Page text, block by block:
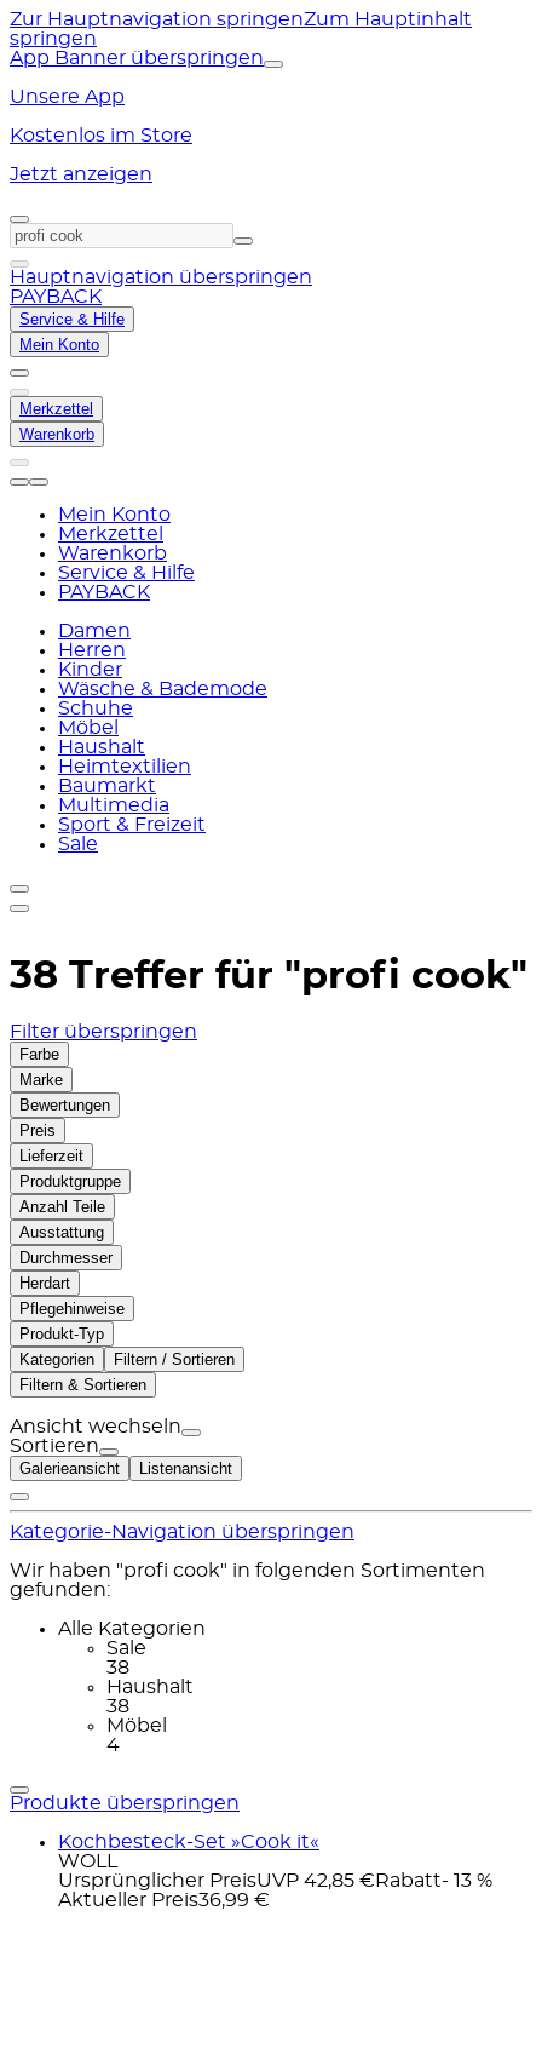
Zur Hauptnavigation springenZum Hauptinhalt
springen
App Banner überspringen
Unsere App
Kostenlos im Store
Jetzt anzeigen
Hauptnavigation überspringen
PAYBACK
Service & Hilfe
Mein Konto
Merkzettel
Warenkorb
Mein Konto
Merkzettel
Warenkorb
Service & Hilfe
PAYBACK
Damen
Herren
Kinder
Wäsche & Bademode
Schuhe
Möbel
Haushalt
Heimtextilien
Baumarkt
Multimedia
Sport & Freizeit
Sale
38 Treffer für "profi cook"
Filter überspringen
Farbe
Marke
Bewertungen
Preis
Lieferzeit
Produktgruppe
Anzahl Teile
Ausstattung
Durchmesser
Herdart
Pflegehinweise
Produkt-Typ
Kategorien
Filtern / Sortieren
Filtern & Sortieren
Ansicht wechseln
Sortieren
Galerieansicht Listenansicht
Kategorie-Navigation überspringen
Wir haben "profi cook" in folgenden Sortimenten
gefunden:
Alle Kategorien
Sale
38
Haushalt
38
Möbel
4
Produkte überspringen
Kochbesteck-Set »Cook it«
WOLL
Ursprünglicher PreisUVP 42,85 € Rabatt- 13 %
Aktueller Preis36,99 €